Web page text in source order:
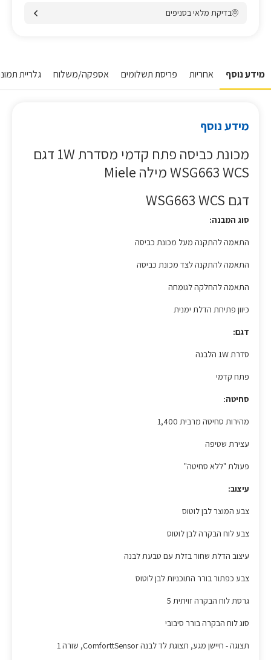
בדיקת מלאי בסניפים
מידע נוסף אחריות פריסת תשלומים אספקה/משלוח גלריית
מידע נוסף
מכונת כביסה פתח קדמי מסדרת 1W דגם
WSG663 WCS מילה Miele
דגם WSG663 WCS
סוג המבנה:
התאמה להתקנה מעל מכונת כביסה
התאמה להתקנה לצד מכונת כביסה
התאמה להחלקה לגומחה
כיוון פתיחת הדלת ימנית
דגם:
סדרת 1W הלבנה
פתח קדמי
סחיטה:
מהירות סחיטה מרבית 1,400
עצירת שטיפה
פעולת "ללא סחיטה"
עיצוב:
צבע המוצר לבן לוטוס
צבע לוח הבקרה לבן לוטוס
עיצוב הדלת שחור בזלת עם טבעת לבנה
צבע כפתור בורר התוכניות לבן לוטוס
גרסת לוח הבקרה זויתית 5
סוג לוח הבקרה בורר סיבובי
תצוגה - חיישן מגע, תצוגת לד לבנה ComforttSensor, שורה 1